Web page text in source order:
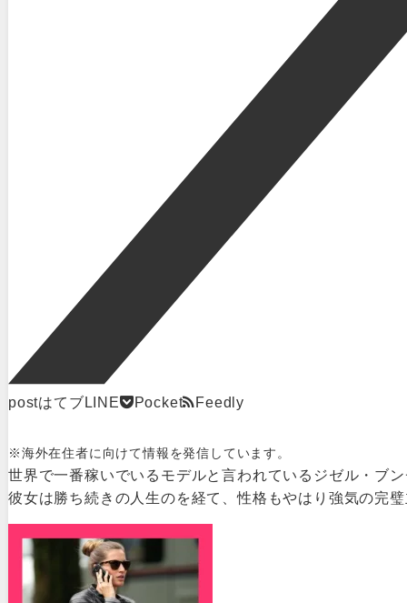
postはてブ LINE Pocket Feedly
※海外在住者に向けて情報を発信しています。
世界で一番稼いでいるモデルと言われているジゼル・ブ
彼女は勝ち続きの人生のを経て、性格もやはり強気の完